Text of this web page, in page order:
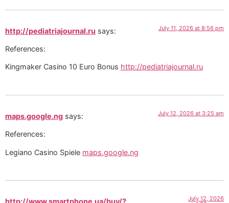
http://pediatriajournal.ru says: July 11, 2026 at 8:56 pm
References:
Kingmaker Casino 10 Euro Bonus http://pediatriajournal.ru
maps.google.ng says: July 12, 2026 at 3:25 am
References:
Legiano Casino Spiele maps.google.ng
http://www.smartphone.ua/buy/?
July 12, 2026